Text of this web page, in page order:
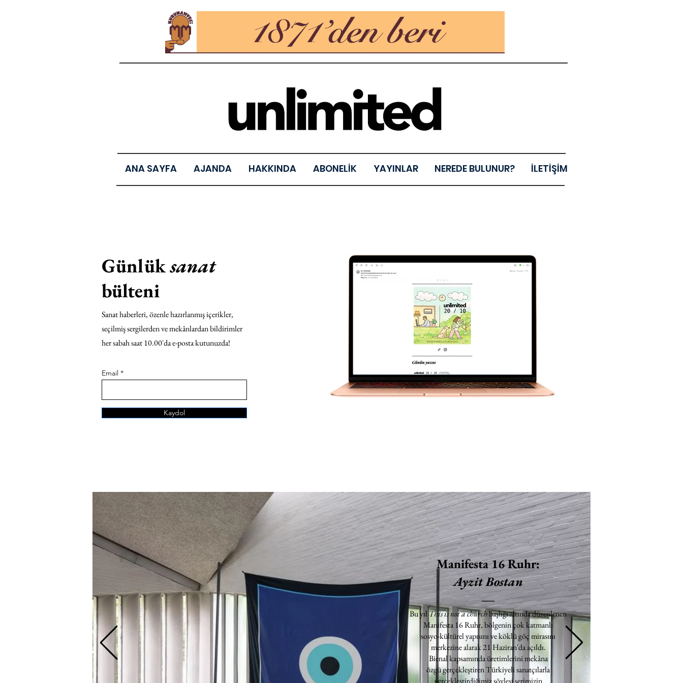
ANA SAYFA AJANDA HAKKINDA ABONELİK YAYINLAR NEREDE BULUNUR? İLETİŞİM
Günlüksanat
bülteni
Sanat haberleri, özenle hazırlanmış içerikler,
seçilmiş sergilerden ve mekânlardan bildirimler
her sabah saat 10.00'da e-posta kutunuzda!
Email
Kaydol
Manifesta 16 Ruhr:
Ayzit Bostan
Bu yılThis is not a churchbaşlığı altında düzenlenen
Manifesta 16 Ruhr, bölgenin çok katmanlı
sosyo-kültürel yapısını ve köklü göç mirasını
merkezine alarak 21 Haziran'da açıldı.
Bienal kapsamında üretimlerini mekâna
özgü gerçekleştiren Türkiyeli sanatçılarla
gerçekleştirdiğimiz söyleşi serimizin